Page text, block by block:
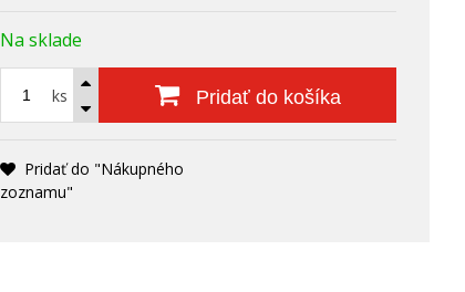
Na sklade
ks Pridať do košíka
Pridať do "Nákupného
zoznamu"